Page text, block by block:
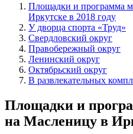
Площадки и программа
Иркутске в 2018 году
У дворца спорта «Труд»
Свердловский округ
Правобережный округ
Ленинский округ
Октябрьский округ
В развлекательных
Площадки и
на Масленицу в